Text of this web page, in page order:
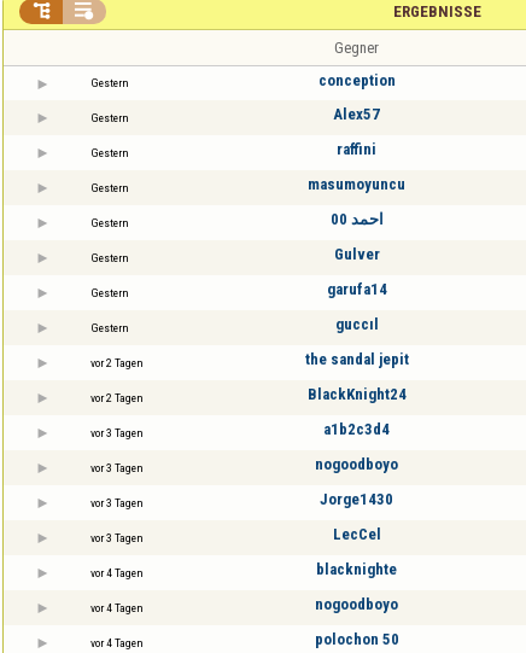
ERGEBNISSE
 
Gegner
Gestern conception
Gestern Alex57
Gestern raffini
Gestern masumoyuncu
Gestern احمد 00
Gestern Gulver
Gestern garufa14
Gestern guccıl
vor 2 Tagen the sandal jepit
vor 2 Tagen BlackKnight24
vor 3 Tagen a1b2c3d4
vor 3 Tagen nogoodboyo
vor 3 Tagen Jorge1430
vor 3 Tagen LecCel
vor 4 Tagen blacknighte
vor 4 Tagen nogoodboyo
vor 4 Tagen polochon 50